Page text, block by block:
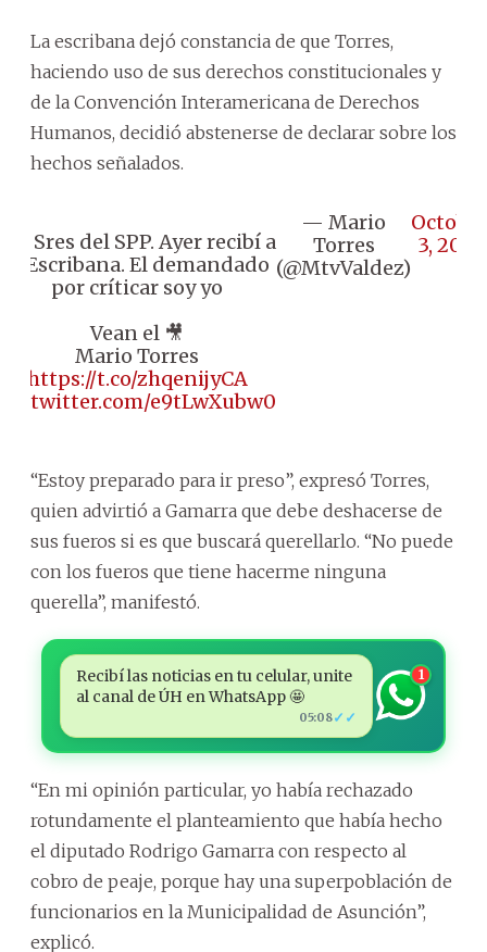
La escribana dejó constancia de que Torres,
haciendo uso de sus derechos constitucionales y
de la Convención Interamericana de Derechos
Humanos, decidió abstenerse de declarar sobre los
hechos señalados.
Sres del SPP. Ayer recibí a
la Escribana. El demandado
por críticar soy yo
Vean el 🎥
Mario Torres
https://t.co/zhqenijyCA
e9tLwXubw0
— Mario
Torres
(@MtvValdez)
3, 2025
“Estoy preparado para ir preso”, expresó Torres,
quien advirtió a Gamarra que debe deshacerse de
sus fueros si es que buscará querellarlo. “No puede
con los fueros que tiene hacerme ninguna
querella”, manifestó.
Recibí las noticias en tu celular, unite
al canal de ÚH en WhatsApp 🤩
05:08✓✓
1
“En mi opinión particular, yo había rechazado
rotundamente el planteamiento que había hecho
el diputado Rodrigo Gamarra con respecto al
cobro de peaje, porque hay una superpoblación de
funcionarios en la Municipalidad de Asunción”,
explicó.